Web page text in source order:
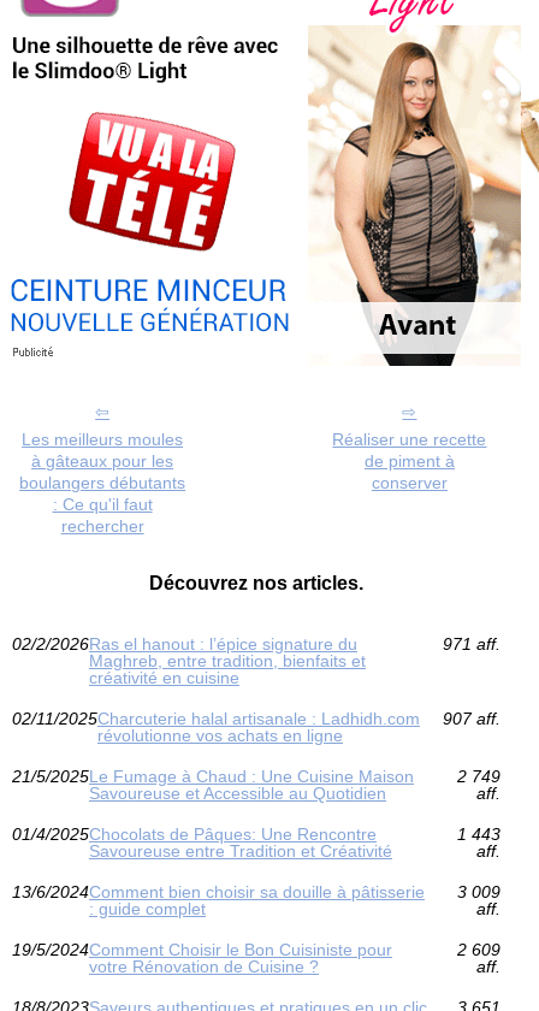
Les meilleurs moules
à gâteaux pour les
boulangers débutants
: Ce qu'il faut
rechercher
Réaliser une recette
de piment à
conserver
Découvrez nos articles.
02/2/2026Ras el hanout : l’épice signature du
Maghreb, entre tradition, bienfaits et
créativité en cuisine
971 aff.
02/11/2025Charcuterie halal artisanale : Ladhidh.com
révolutionne vos achats en ligne
907 aff.
21/5/2025Le Fumage à Chaud : Une Cuisine Maison
Savoureuse et Accessible au Quotidien
2 749
aff.
01/4/2025Chocolats de Pâques: Une Rencontre
Savoureuse entre Tradition et Créativité
1 443
aff.
13/6/2024Comment bien choisir sa douille à pâtisserie
: guide complet
3 009
aff.
19/5/2024Comment Choisir le Bon Cuisiniste pour
votre Rénovation de Cuisine ?
2 609
aff.